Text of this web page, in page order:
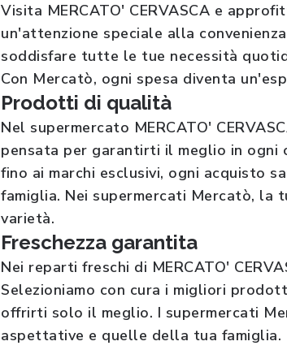
Visita MERCATO' CERVASCA e
un'attenzione speciale alla
soddisfare tutte le tue necessità
Con Mercatò, ogni spesa diventa
Prodotti di qualità
Nel supermercato MERCATO'
pensata per garantirti il meglio in
fino ai marchi esclusivi, ogni acquisto
famiglia. Nei supermercati Mercatò, la
varietà.
Freschezza garantita
Nei reparti freschi di MERCATO'
Selezioniamo con cura i migliori
offrirti solo il meglio. I supermercati
aspettative e quelle della tua famiglia.